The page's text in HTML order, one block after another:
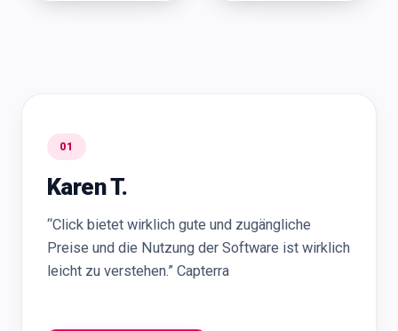
01
Karen T.
“Click bietet wirklich gute und zugängliche
Preise und die Nutzung der Software ist wirklich
leicht zu verstehen.” Capterra